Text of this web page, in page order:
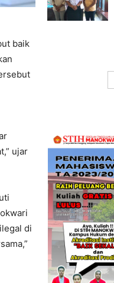
baik
ujar
di